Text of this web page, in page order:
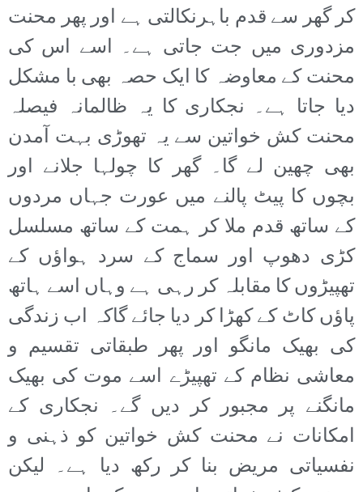
کر گھر سے قدم باہرنکالتی ہے اور پھر محنت
مزدوری میں جت جاتی ہے۔ اسے اس کی
محنت کے معاوضہ کا ایک حصہ بھی با مشکل
دیا جاتا ہے۔ نجکاری کا یہ ظالمانہ فیصلہ
محنت کش خواتین سے یہ تھوڑی بہت آمدن
بھی چھین لے گا۔ گھر کا چولہا جلانے اور
بچوں کا پیٹ پالنے میں عورت جہاں مردوں
کے ساتھ قدم ملا کر ہمت کے ساتھ مسلسل
کڑی دھوپ اور سماج کے سرد ہواؤں کے
تھپیڑوں کا مقابلہ کر رہی ہے وہاں اسے ہاتھ
پاؤں کاٹ کے کھڑا کر دیا جائے گاکہ اب زندگی
کی بھیک مانگو اور پھر طبقاتی تقسیم و
معاشی نظام کے تھپیڑے اسے موت کی بھیک
مانگنے پر مجبور کر دیں گے۔ نجکاری کے
امکانات نے محنت کش خواتین کو ذہنی و
نفسیاتی مریض بنا کر رکھ دیا ہے۔ لیکن